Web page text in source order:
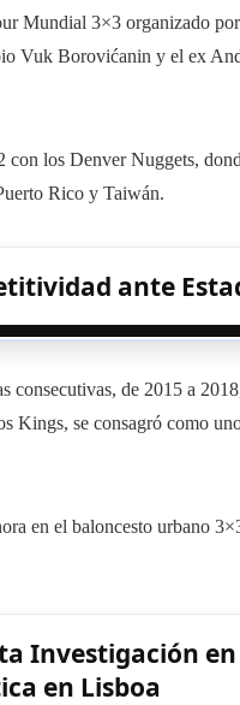
Mundial 3×3 organizado
Vuk Borovićanin y el ex
los Denver Nuggets,
Rico y Taiwán.
ante
de 2015 a
Kings, se consagró como
en el baloncesto urbano
Investigación
en Lisboa